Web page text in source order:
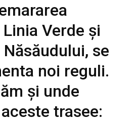
Verde și
se
noi reguli.
și unde
trasee: